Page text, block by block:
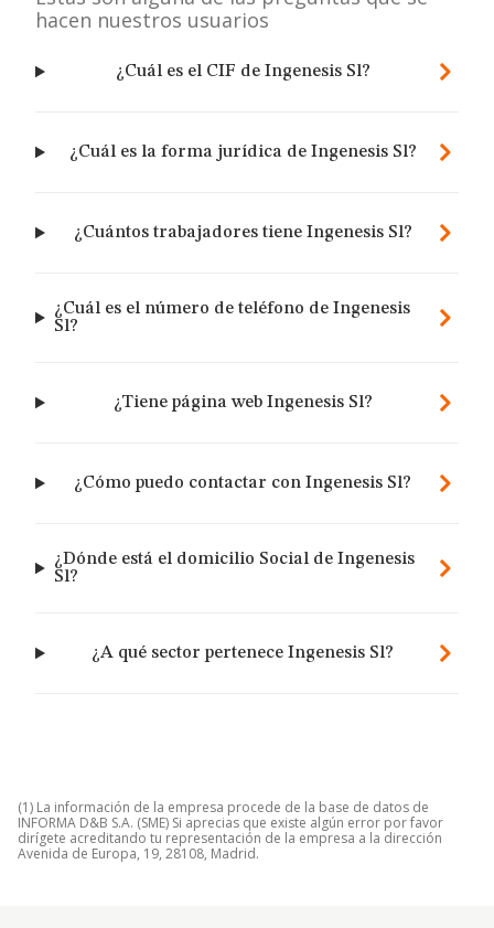
hacen nuestros usuarios
¿Cuál es el CIF de Ingenesis Sl?
¿Cuál es la forma jurídica de Ingenesis Sl?
¿Cuántos trabajadores tiene Ingenesis Sl?
¿Cuál es el número de teléfono de Ingenesis
Sl?
¿Tiene página web Ingenesis Sl?
¿Cómo puedo contactar con Ingenesis Sl?
¿Dónde está el domicilio Social de Ingenesis
Sl?
¿A qué sector pertenece Ingenesis Sl?
(1) La información de la empresa procede de la base de datos de
INFORMA D&B S.A. (SME) Si aprecias que existe algún error por favor
dirígete acreditando tu representación de la empresa a la dirección
Avenida de Europa, 19, 28108, Madrid.